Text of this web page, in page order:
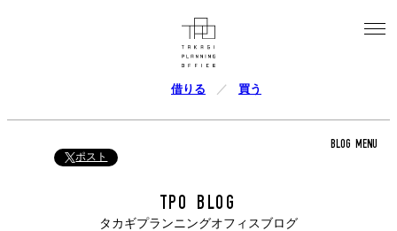
借りる 買う
ポスト
BLOG MENU
TPO BLOG
タカギプランニングオフィスブログ